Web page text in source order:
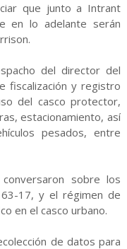
que junto a Intrant
en lo adelante serán
del director del
fiscalización y registro
del casco protector,
estacionamiento, así
pesados, entre
sobre los
17, y el régimen de
en el casco urbano.
de datos para